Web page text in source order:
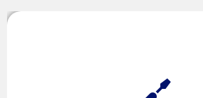
Cuando sus equipos comiencen